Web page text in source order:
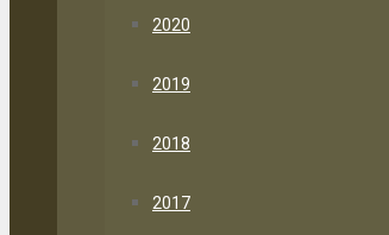
2020
2019
2018
2017